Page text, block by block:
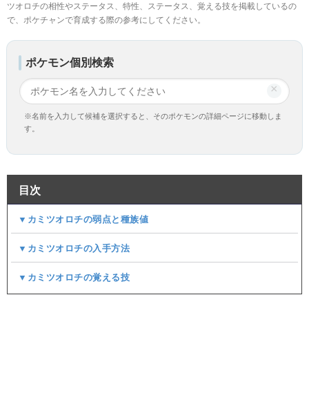
ツオロチの相性やステータス、特性、ステータス、覚える技を掲載しているの
で、ポケチャンで育成する際の参考にしてください。
ポケモン個別検索
×
※名前を入力して候補を選択すると、そのポケモンの詳細ページに移動しま
す。
目次
▼カミツオロチの弱点と種族値
▼カミツオロチの入手方法
▼カミツオロチの覚える技